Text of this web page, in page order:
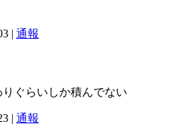
| 通報
ぐらいしか積んでない
| 通報